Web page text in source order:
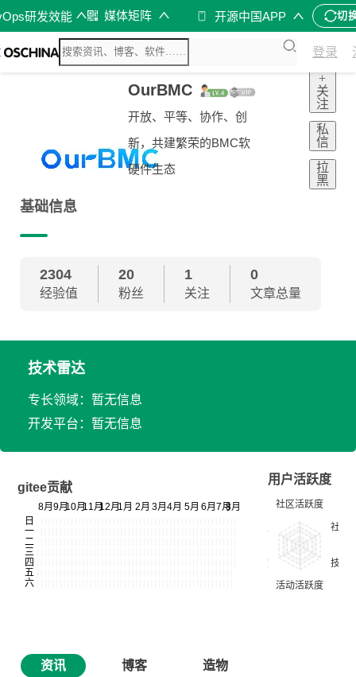
研发效能 媒体矩阵 开源中国APP 切
登录
OurBMC
开放、平等、协作、创
新，共建繁荣的BMC软
硬件生态
+
关
注
私
信
拉
黑
基础信息
2304
经验值
20
粉丝
1
关注
0
文章总量
技术雷达
专长领域：暂无信息
开发平台：暂无信息
gitee贡献
用户活跃度
资讯 博客
造物